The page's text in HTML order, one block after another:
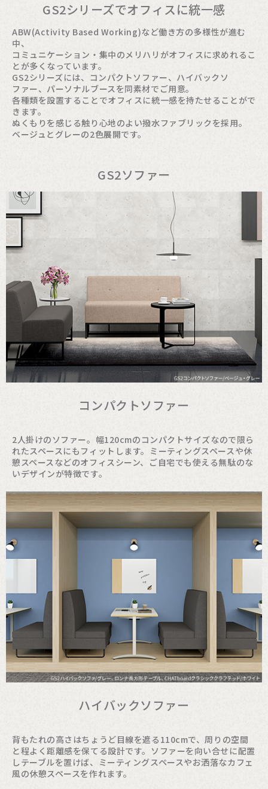
GS2シリーズでオフィスに統一感
ABW(Activity Based Working)など働き方の多様性が進む
中、
コミュニケーション・集中のメリハリがオフィスに求めれるこ
とが多くなっています。
GS2シリーズには、コンパクトソファー、ハイバックソ
ファー、パーソナルブースを同素材でご用意。
各種類を設置することでオフィスに統一感を持たせることがで
きます。
ぬくもりを感じる触り心地のよい撥水ファブリックを採用。
ベージュとグレーの2色展開です。
GS2ソファー
コンパクトソファー
2人掛けのソファー。幅120cmのコンパクトサイズなので限ら
れたスペースにもフィットします。ミーティングスペースや休
憩スペースなどのオフィスシーン、ご自宅でも使える無駄のな
いデザインが特徴です。
ハイバックソファー
背もたれの高さはちょうど目線を遮る110cmで、周りの空間
と程よく距離感を保てる設計です。ソファーを向い合せに配置
しテーブルを置けば、ミーティングスペースやお洒落なカフェ
風の休憩スペースを作れます。